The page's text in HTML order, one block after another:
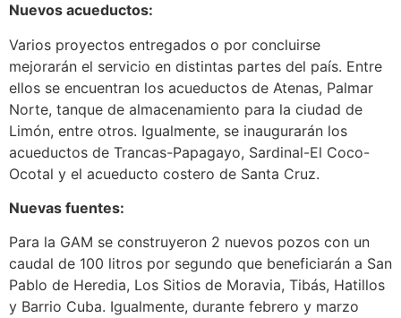
Nuevos acueductos:
Varios proyectos entregados o por concluirse
mejorarán el servicio en distintas partes del país. Entre
ellos se encuentran los acueductos de Atenas, Palmar
Norte, tanque de almacenamiento para la ciudad de
Limón, entre otros. Igualmente, se inaugurarán los
acueductos de Trancas-Papagayo, Sardinal-El Coco-
Ocotal y el acueducto costero de Santa Cruz.
Nuevas fuentes:
Para la GAM se construyeron 2 nuevos pozos con un
caudal de 100 litros por segundo que beneficiarán a San
Pablo de Heredia, Los Sitios de Moravia, Tibás, Hatillos
y Barrio Cuba. Igualmente, durante febrero y marzo